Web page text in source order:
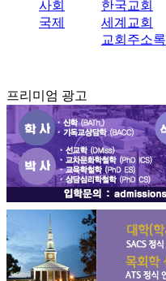
사회
국제
한국교회
세계교회
교회주소록
프리미엄 광고